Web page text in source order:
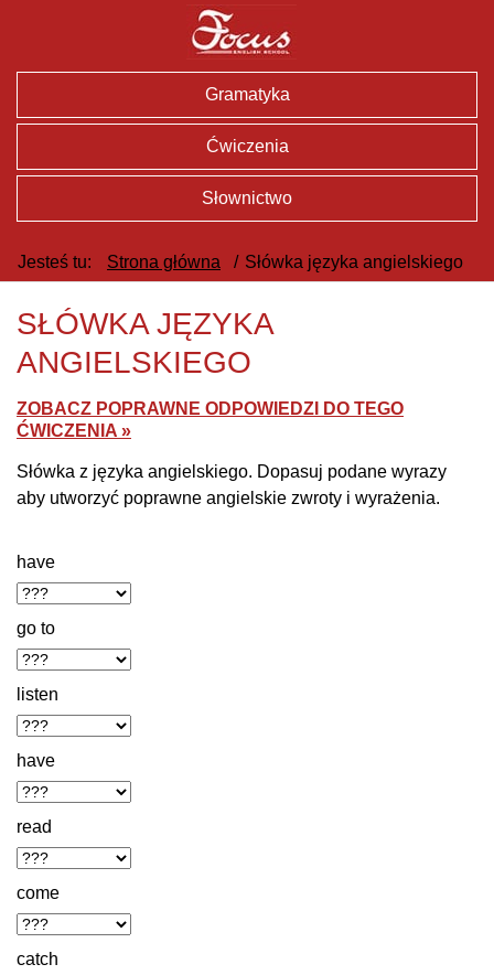
SŁÓWKA JĘZYKA
ANGIELSKIEGO
ZOBACZ POPRAWNE ODPOWIEDZI DO TEGO
ĆWICZENIA »
Słówka z języka angielskiego. Dopasuj podane wyrazy
aby utworzyć poprawne angielskie zwroty i wyrażenia.
have
go to
listen
have
read
come
catch
Gramatyka
Ćwiczenia
Słownictwo
Jesteś tu: Strona główna / Słówka języka angielskiego